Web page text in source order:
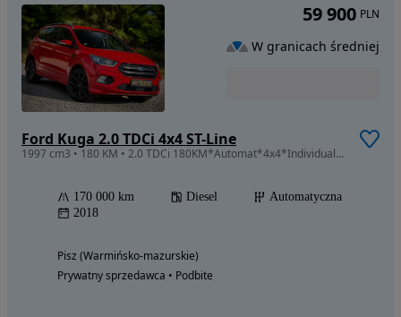
Ford Kuga 2.0 TDCi 4x4 ST-Line
1997 cm3 • 180 KM • 2.0 TDCi 180KM*Automat*4x4*Individual ST-Line*Perfekcyjny stan
170 000 km Diesel
Automatyczna
2018
Pisz (Warmińsko-mazurskie)
Prywatny sprzedawca • Podbite
59 900 PLN
W granicach średniej